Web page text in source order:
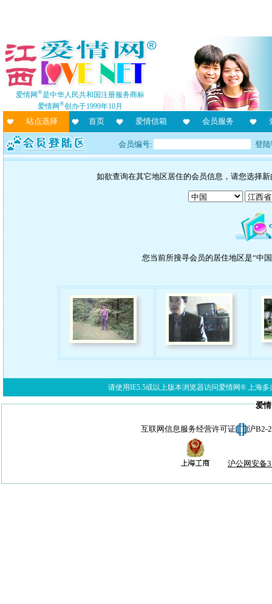
爱情网®是中华人民共和国注册服务商标
爱情网®创办于1999年10月
站点选择 首页 爱情信箱 会员服务
会员编号: 登
如欲查询在其它地区居住的会员信息，请您选择
您当前所搜寻会员的居住地区是“中
请使用IE5.5或以上版本浏览器访问爱情网® 上海多
爱
互联网信息服务经营许可证 沪B2-
沪公网安备